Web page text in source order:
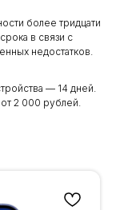
более тридцати
в связи с
недостатков.
— 14 дней.
2 000 рублей.